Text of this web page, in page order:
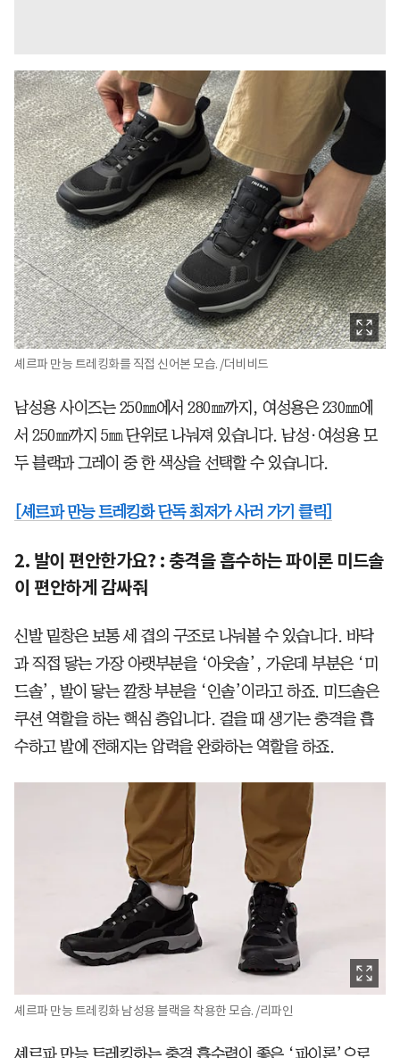
셰르파 만능 트레킹화를 직접 신어본 모습. /더비비드
남성용 사이즈는 250㎜에서 280㎜까지, 여성용은 230㎜에
서 250㎜까지 5㎜ 단위로 나눠져 있습니다. 남성·여성용 모
두 블랙과 그레이 중 한 색상을 선택할 수 있습니다.
[셰르파 만능 트레킹화 단독 최저가 사러 가기 클릭]
2. 발이 편안한가요? : 충격을 흡수하는 파이론 미드솔
이 편안하게 감싸줘
신발 밑창은 보통 세 겹의 구조로 나눠볼 수 있습니다. 바닥
과 직접 닿는 가장 아랫부분을 ‘아웃솔’, 가운데 부분은 ‘미
드솔’, 발이 닿는 깔창 부분을 ‘인솔’이라고 하죠. 미드솔은
쿠션 역할을 하는 핵심 층입니다. 걸을 때 생기는 충격을 흡
수하고 발에 전해지는 압력을 완화하는 역할을 하죠.
셰르파 만능 트레킹화 남성용 블랙을 착용한 모습. /리파인
셰르파 만능 트레킹화는 충격 흡수력이 좋은 ‘파이론’으로